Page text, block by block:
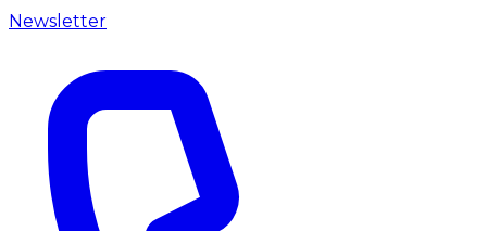
Newsletter